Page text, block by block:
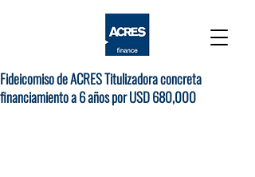
Fideicomiso de ACRES Titulizadora concreta
financiamiento a 6 años por USD 680,000